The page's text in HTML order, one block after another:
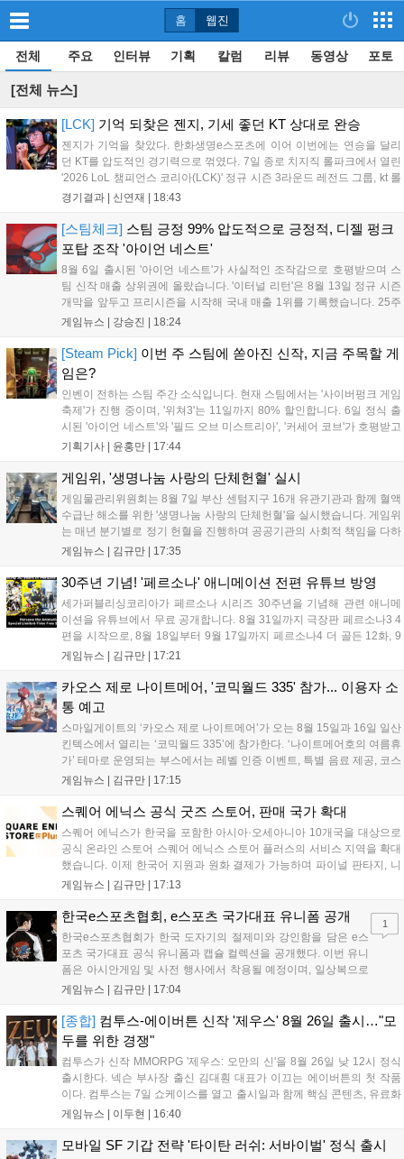
홈 웹진
전체 주요 인터뷰 기획 칼럼 리뷰 동영상 포토
[전체 뉴스]
[LCK] 기억 되찾은 젠지, 기세 좋던 KT 상대로 완승
젠지가 기억을 찾았다. 한화생명e스포츠에 이어 이번에는 연승을 달리
던 KT를 압도적인 경기력으로 꺾였다. 7일 종로 치지직 롤파크에서 열린
'2026 LoL 챔피언스 코리아(LCK)' 정규 시즌 3라운드 레전드 그룹, kt 롤
스터와 젠지 e스포츠의 대결에서 젠지가 압승을 거뒀다. 개막주까지만
경기결과 | 신연재 18:43
[스팀체크] 스팀 긍정 99% 압도적으로 긍정적, 디젤 펑크
포탑 조작 '아이언 네스트'
8월 6일 출시된 '아이언 네스트'가 사실적인 조작감으로 호평받으며 스
팀 신작 매출 상위권에 올랐습니다. '이터널 리턴'은 8월 13일 정규 시즌
개막을 앞두고 프리시즌을 시작해 국내 매출 1위를 기록했습니다. 25주
년을 맞은 '고스트 리콘' 시리즈는 8월 6일 쇼케이스와 함께 대규모 할인
로 수리 시뮬레이션 '리스토리'도 스팀에 정식 출시되었습니다....
게임뉴스 | 강승진 18:24
[Steam Pick] 이번 주 스팀에 쏟아진 신작, 지금 주목할 게
임은?
인벤이 전하는 스팀 주간 소식입니다. 현재 스팀에서는 '사이버펑크 게임
축제'가 진행 중이며, '위쳐3'는 11일까지 80% 할인합니다. 6일 정식 출
시된 '아이언 네스트'와 '필드 오브 미스트리아', '커세어 코브'가 호평받고
있습니다. 한편, 7일 출시된 '마블 투혼'은 태그 시스템에 대한 호불호가
랜드'는 7년 만의 대규모 업데이트 '라스트 라이츠'와 함께 95% 할인 중
입니다....
기획기사 | 윤홍만 17:44
게임위, '생명나눔 사랑의 단체헌혈' 실시
게임물관리위원회는 8월 7일 부산 센텀지구 16개 유관기관과 함께 혈액
수급난 해소를 위한 '생명나눔 사랑의 단체헌혈'을 실시했습니다. 게임위
는 매년 분기별로 정기 헌혈을 진행하며 공공기관의 사회적 책임을 다하
고 있으며, 이번 행사에는 영화진흥위원회 등 14개 기관 임직원이 동참
따뜻한 실천에 참여한 모든 임직원에게 감사의 뜻을 전하며 헌혈 문화
확산에 앞장섰습니다....
게임뉴스 | 김규만 17:35
30주년 기념! '페르소나' 애니메이션 전편 유튜브 방영
세가퍼블리싱코리아가 페르소나 시리즈 30주년을 기념해 관련 애니메
이션을 유튜브에서 무료 공개합니다. 8월 31일까지 극장판 페르소나3 4
편을 시작으로, 8월 18일부터 9월 17일까지 페르소나4 더 골든 12화, 9
월 15일부터 10월 14일까지 페르소나5 시리즈가 순차 공개됩니다. 또한
영상 및 대형 전광판에 소개될 예정입니다....
게임뉴스 | 김규만 17:21
카오스 제로 나이트메어, '코믹월드 335' 참가... 이용자 소
통 예고
스마일게이트의 ‘카오스 제로 나이트메어’가 오는 8월 15일과 16일 일산
킨텍스에서 열리는 ‘코믹월드 335’에 참가한다. ‘나이트메어호의 여름휴
가’ 테마로 운영되는 부스에서는 레벨 인증 이벤트, 특별 음료 제공, 코스
프레 모델 포토존 등 다채로운 행사가 진행된다. 유명 코스어 7인이 캐릭
세한 정보는 공식 커뮤니티에서 확인 가능하다....
게임뉴스 | 김규만 17:15
스퀘어 에닉스 공식 굿즈 스토어, 판매 국가 확대
스퀘어 에닉스가 한국을 포함한 아시아·오세아니아 10개국을 대상으로
공식 온라인 스토어 스퀘어 에닉스 스토어 플러스의 서비스 지역을 확대
했습니다. 이제 한국어 지원과 원화 결제가 가능하며 파이널 판타지, 니
어 등 주요 게임의 피규어, 굿즈를 구매할 수 있습니다. 신상품이 순차적
용 가능합니다....
게임뉴스 | 김규만 17:13
한국e스포츠협회, e스포츠 국가대표 유니폼 공개
한국e스포츠협회가 한국 도자기의 절제미와 강인함을 담은 e스
포츠 국가대표 공식 유니폼과 캡슐 컬렉션을 공개했다. 이번 유니
폼은 아시안게임 및 사전 행사에서 착용될 예정이며, 일상복으로
구성된 컬렉션은 오는 8월 28일부터 골스튜디오 공식 홈페이지
서는 대회 규정에 따라 별도의 유니폼을 착용할 계획이다....
게임뉴스 | 김규만 17:04
1
[종합] 컴투스-에이버튼 신작 '제우스' 8월 26일 출시…"모
두를 위한 경쟁"
컴투스가 신작 MMORPG '제우스: 오만의 신'을 8월 26일 낮 12시 정식
출시한다. 넥슨 부사장 출신 김대훤 대표가 이끄는 에이버튼의 첫 작품
이다. 컴투스는 7일 쇼케이스를 열고 출시일과 함께 핵심 콘텐츠, 유료화
정책, 운영 방향을 공개했다. 캐릭터명 선점은 8월 13일 오후 8시 시작한
게임뉴스 | 이두현 16:40
모바일 SF 기갑 전략 '타이탄 러쉬: 서바이벌' 정식 출시